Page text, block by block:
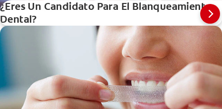
¿Eres Un Candidato Para El Blanqueamiento
Dental?